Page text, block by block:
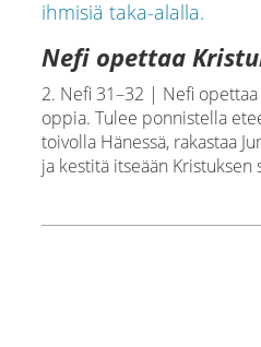
Nefi opettaa
2. Nefi 31–32 | Nefi
oppia. Tulee ponnistella
toivolla Hänessä, rakastaa
ja kestitä itseään Kristuksen